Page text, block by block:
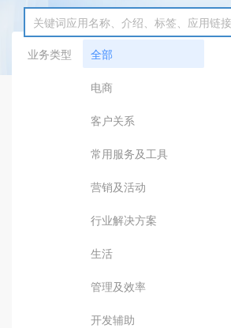
业务类型
全部
电商
客户关系
常用服务及工具
营销及活动
行业解决方案
生活
管理及效率
开发辅助